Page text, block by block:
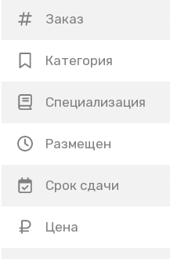
Заказ
Категория
Специализация
Размещен
Срок сдачи
Цена